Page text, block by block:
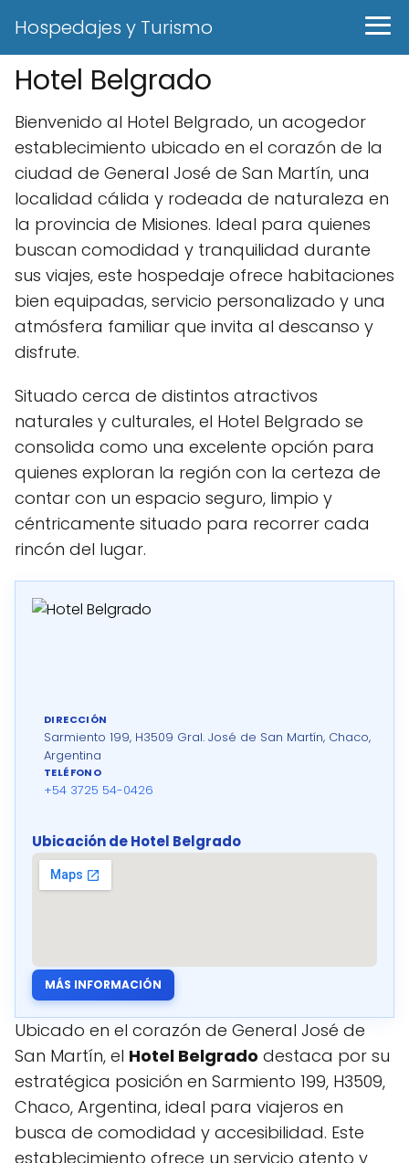
Hospedajes y Turismo
Hotel Belgrado
Bienvenido al Hotel Belgrado, un acogedor
establecimiento ubicado en el corazón de la
ciudad de General José de San Martín, una
localidad cálida y rodeada de naturaleza en
la provincia de Misiones. Ideal para quienes
buscan comodidad y tranquilidad durante
sus viajes, este hospedaje ofrece habitaciones
bien equipadas, servicio personalizado y una
atmósfera familiar que invita al descanso y
disfrute.
Situado cerca de distintos atractivos
naturales y culturales, el Hotel Belgrado se
consolida como una excelente opción para
quienes exploran la región con la certeza de
contar con un espacio seguro, limpio y
céntricamente situado para recorrer cada
rincón del lugar.
DIRECCIÓN
Sarmiento 199, H3509 Gral. José de San Martín, Chaco,
Argentina
TELÉFONO
+54 3725 54-0426
Ubicación de Hotel Belgrado
MÁS INFORMACIÓN
Ubicado en el corazón de General José de
San Martín, el Hotel Belgrado destaca por su
estratégica posición en Sarmiento 199, H3509,
Chaco, Argentina, ideal para viajeros en
busca de comodidad y accesibilidad. Este
establecimiento ofrece un servicio atento y